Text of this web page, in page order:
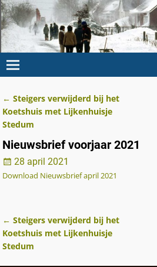
Berichtnavigatie
← Steigers verwijderd bij het
Koetshuis met Lijkenhuisje
Stedum
Nieuwsbrief voorjaar 2021
28 april 2021
Download Nieuwsbrief april 2021
Berichtnavigatie
← Steigers verwijderd bij het
Koetshuis met Lijkenhuisje
Stedum